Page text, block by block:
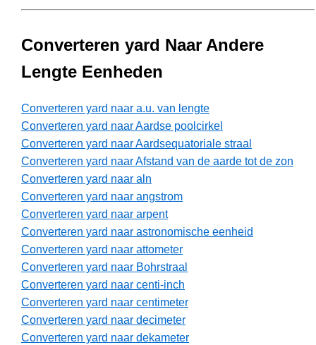
Converteren yard Naar Andere
Lengte Eenheden
Converteren yard naar a.u. van lengte
Converteren yard naar Aardse poolcirkel
Converteren yard naar Aardsequatoriale straal
Converteren yard naar Afstand van de aarde tot de zon
Converteren yard naar aln
Converteren yard naar angstrom
Converteren yard naar arpent
Converteren yard naar astronomische eenheid
Converteren yard naar attometer
Converteren yard naar Bohrstraal
Converteren yard naar centi-inch
Converteren yard naar centimeter
Converteren yard naar decimeter
Converteren yard naar dekameter